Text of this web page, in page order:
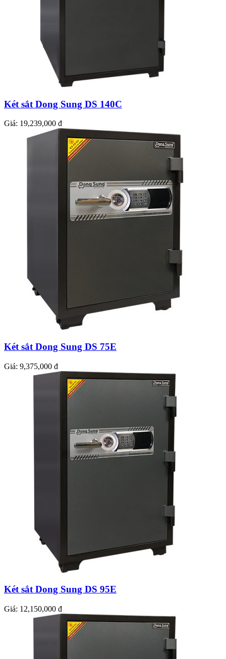
Két sắt Dong Sung DS 140C
Giá: 19,239,000 đ
Két sắt Dong Sung DS 75E
Giá: 9,375,000 đ
Két sắt Dong Sung DS 95E
Giá: 12,150,000 đ